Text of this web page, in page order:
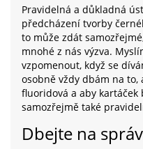
Pravidelná a důkladná
předcházení tvorby
to může zdát
mnohé z nás výzva.
vzpomenout, když se
osobně vždy dbám na
fluoridová a aby
samozřejmě také
Dbejte na